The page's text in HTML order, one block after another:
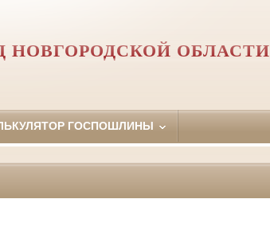
НОВГОРОДСКОЙ ОБЛАСТИ
ГОСПОШЛИНЫ